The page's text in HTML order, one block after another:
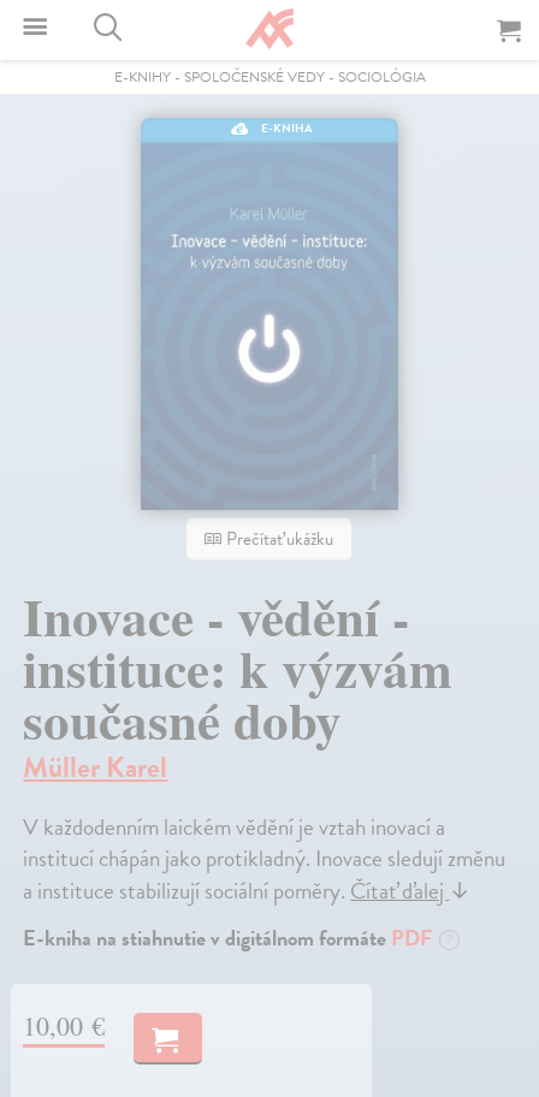
E-KNIHY- SPOLOČENSKÉ VEDY- SOCIOLÓGIA
E-KNIHA
Prečítať ukážku
Inovace - vědění -
instituce: k výzvám
současné doby
Müller Karel
V každodenním laickém vědění je vztah inovací a
institucí chápán jako protikladný. Inovace sledují změnu
a instituce stabilizují sociální poměry.Čítať ďalej↓
E-kniha na stiahnutie v digitálnom formáte PDF ?
10,00 €